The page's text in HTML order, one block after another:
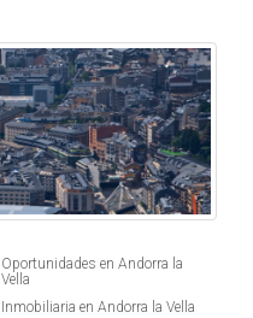
Oportunidades en Andorra la
Vella
Inmobiliaria en Andorra la Vella